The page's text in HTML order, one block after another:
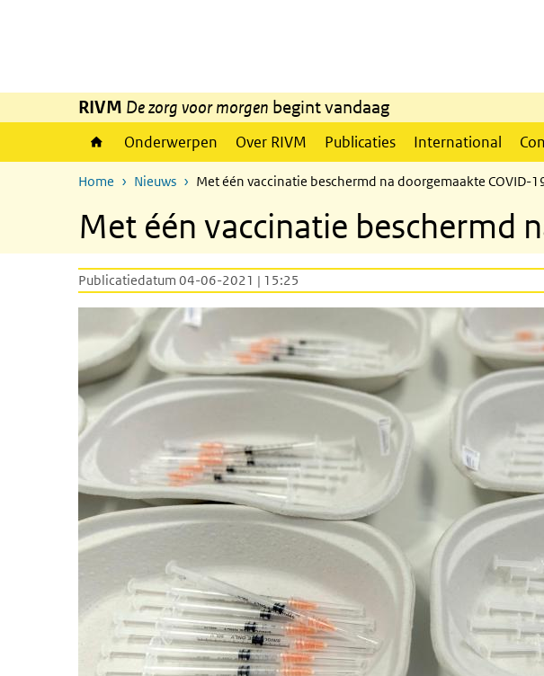
RIVM De zorg voor morgen begint vandaag
Onderwerpen Over RIVM Publicaties International
Home Nieuws Met één vaccinatie beschermd na doorgemaakte COVID-
Met één vaccinatie beschermd
Publicatiedatum 04-06-2021 | 15:25